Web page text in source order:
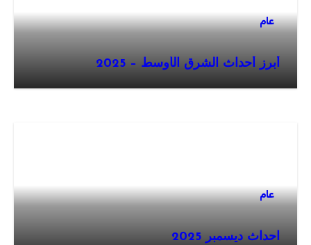
عام
أبرز أحداث الشرق الأوسط – 2025
عام
احداث ديسمبر 2025